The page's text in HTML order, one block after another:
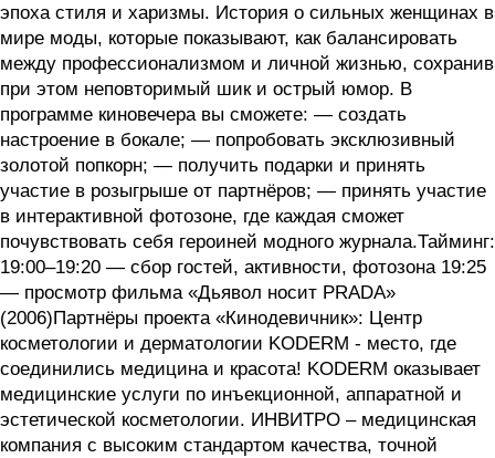
эпоха стиля и харизмы. История о сильных женщинах в
мире моды, которые показывают, как балансировать
между профессионализмом и личной жизнью, сохранив
при этом неповторимый шик и острый юмор. В
программе киновечера вы сможете: — создать
настроение в бокале; — попробовать эксклюзивный
золотой попкорн; — получить подарки и принять
участие в розыгрыше от партнёров; — принять участие
в интерактивной фотозоне, где каждая сможет
почувствовать себя героиней модного журнала.Тайминг:
19:00–19:20 — сбор гостей, активности, фотозона 19:25
— просмотр фильма «Дьявол носит PRADA»
(2006)Партнёры проекта «Кинодевичник»: Центр
косметологии и дерматологии KODERM - место, где
соединились медицина и красота! KODERM оказывает
медицинские услуги по инъекционной, аппаратной и
эстетической косметологии. ИНВИТРО – медицинская
компания с высоким стандартом качества, точной